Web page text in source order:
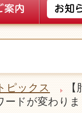
ピックス
ードが変わり